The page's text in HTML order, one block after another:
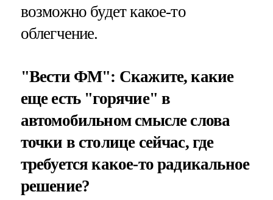
возможно будет какое-то
облегчение.
"Вести ФМ": Скажите, какие
еще есть "горячие" в
автомобильном смысле слова
точки в столице сейчас, где
требуется какое-то радикальное
решение?